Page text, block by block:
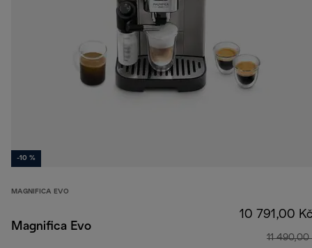
-10 %
MAGNIFICA EVO
Magnifica Evo
10 791,00 Kč
11 490,00